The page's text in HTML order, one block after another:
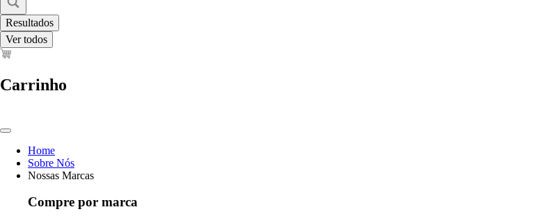
Resultados
Ver todos
Carrinho
Home
Sobre Nós
Nossas Marcas
Compre por marca